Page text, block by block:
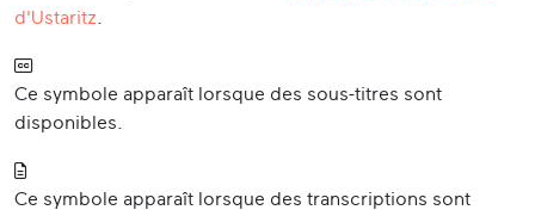
d'Ustaritz
Ce symbole apparaît lorsque des sous-titres sont
disponibles.
Ce symbole apparaît lorsque des transcriptions sont